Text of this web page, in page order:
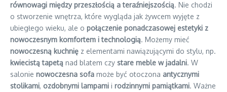
równowagi między przeszłością a teraźniejszością. Nie chodzi
o stworzenie wnętrza, które wygląda jak żywcem wyjęte z
ubiegłego wieku, ale o połączenie ponadczasowej estetyki z
nowoczesnym komfortem i technologią. Możemy mieć
nowoczesną kuchnię z elementami nawiązującymi do stylu, np.
kwiecistą tapetą nad blatem czy stare meble w jadalni. W
salonie nowoczesna sofa może być otoczona antycznymi
stolikami, ozdobnymi lampami i rodzinnymi pamiątkami. Ważne